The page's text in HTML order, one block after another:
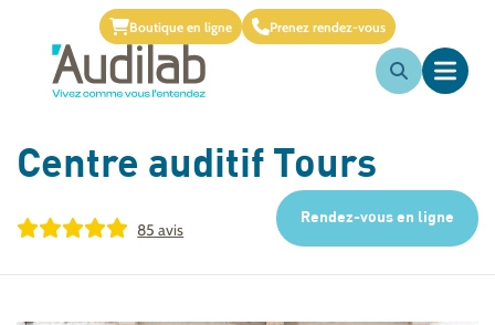
Boutique en ligne Prenez rendez-vous
Centre auditif Tours
85 avis
Rendez-vous en ligne